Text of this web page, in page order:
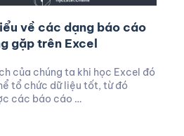
về các dạng báo cáo
gặp trên Excel
của chúng ta khi học Excel đó
tổ chức dữ liệu tốt, từ đó
các báo cáo …